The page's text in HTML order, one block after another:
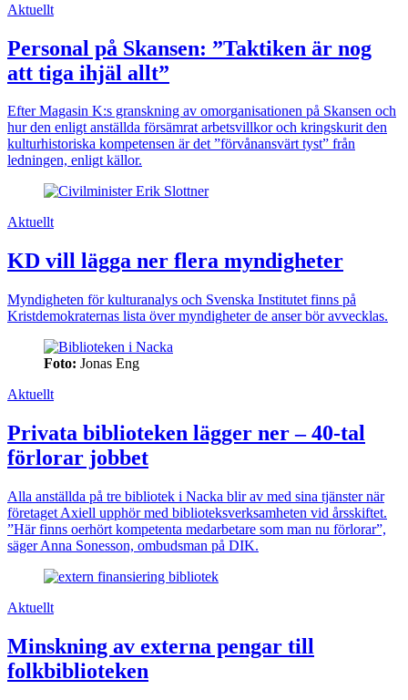
Aktuellt
Personal på Skansen: ”Taktiken är nog
att tiga ihjäl allt”
Efter Magasin K:s granskning av omorganisationen på Skansen och
hur den enligt anställda försämrat arbetsvillkor och kringskurit den
kulturhistoriska kompetensen är det ”förvånansvärt tyst” från
ledningen, enligt källor.
Aktuellt
KD vill lägga ner flera myndigheter
Myndigheten för kulturanalys och Svenska Institutet finns på
Kristdemokraternas lista över myndigheter de anser bör avvecklas.
Foto: Jonas Eng
Aktuellt
Privata biblioteken lägger ner – 40-tal
förlorar jobbet
Alla anställda på tre bibliotek i Nacka blir av med sina tjänster när
företaget Axiell upphör med biblioteksverksamheten vid årsskiftet.
”Här finns oerhört kompetenta medarbetare som man nu förlorar”,
säger Anna Sonesson, ombudsman på DIK.
Aktuellt
Minskning av externa pengar till
folkbiblioteken